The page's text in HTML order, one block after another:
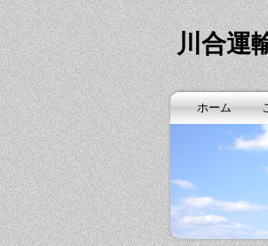
川合運
ホーム